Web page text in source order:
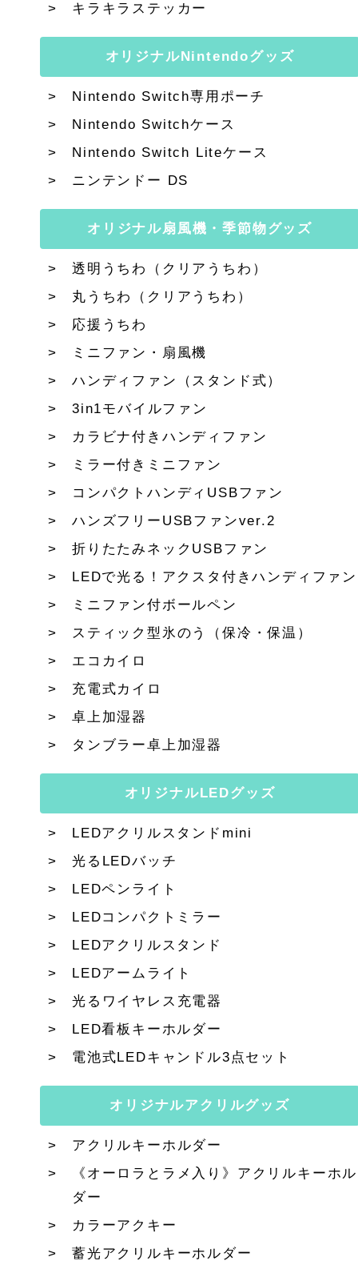
キラキラステッカー
オリジナルNintendoグッズ
Nintendo Switch専用ポーチ
Nintendo Switchケース
Nintendo Switch Liteケース
ニンテンドー DS
オリジナル扇風機・季節物グッズ
透明うちわ（クリアうちわ）
丸うちわ（クリアうちわ）
応援うちわ
ミニファン・扇風機
ハンディファン（スタンド式）
3in1モバイルファン
カラビナ付きハンディファン
ミラー付きミニファン
コンパクトハンディUSBファン
ハンズフリーUSBファンver.2
折りたたみネックUSBファン
LEDで光る！アクスタ付きハンディファン
ミニファン付ボールペン
スティック型氷のう（保冷・保温）
エコカイロ
充電式カイロ
卓上加湿器
タンブラー卓上加湿器
オリジナルLEDグッズ
LEDアクリルスタンドmini
光るLEDバッチ
LEDペンライト
LEDコンパクトミラー
LEDアクリルスタンド
LEDアームライト
光るワイヤレス充電器
LED看板キーホルダー
電池式LEDキャンドル3点セット
オリジナルアクリルグッズ
アクリルキーホルダー
《オーロラとラメ入り》アクリルキーホル
ダー
カラーアクキー
蓄光アクリルキーホルダー